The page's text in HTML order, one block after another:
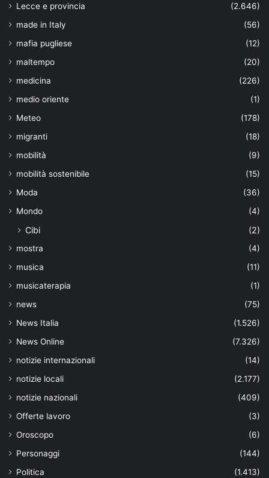
Lecce e provincia
(2.646)
made in Italy
(56)
mafia pugliese
(12)
maltempo
(20)
medicina
(226)
medio oriente
(1)
Meteo
(178)
migranti
(18)
mobilità
(9)
mobilità sostenibile
(15)
Moda
(36)
Mondo
(4)
Cibi (2)
mostra
(4)
musica
(11)
musicaterapia
(1)
news
(75)
News Italia
(1.526)
News Online
(7.326)
notizie internazionali
(14)
notizie locali
(2.177)
notizie nazionali
(409)
Offerte lavoro
(3)
Oroscopo
(6)
Personaggi
(144)
Politica
(1.413)